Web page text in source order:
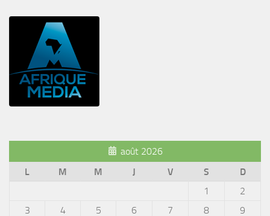
août 2026
L
M M J V S
D
1
2
3
4 5 6 7 8 9